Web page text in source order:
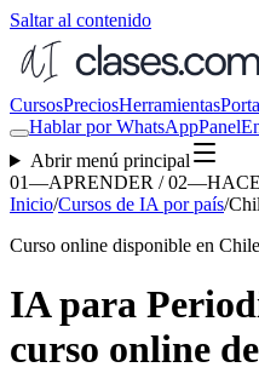
Saltar al contenido
CursosPreciosHerramientas
Hablar por WhatsAppPanel
Abrir menú principal
01—APRENDER /
Inicio/Cursos de IA por país/
Curso online disponible en Chile
IA para
curso online